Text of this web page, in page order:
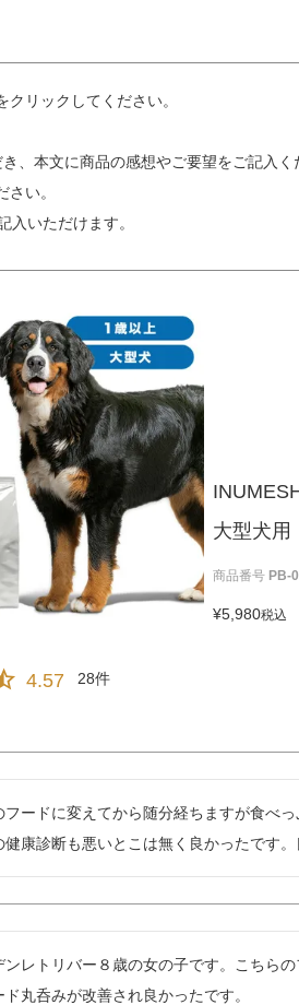
リックしてください。
、本文に商品の感想やご要望をご記入く
い。
いただけます。
大型犬
商品番号 PB-
¥5,980税込
4.57 28
フードに変えてから随分経ちますが食べ
健康診断も悪いとこは無く良かったです。
ンレトリバー８歳の女の子です。こちら
ド丸呑みが改善され良かったです。